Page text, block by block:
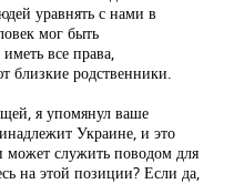
уравнять с нами в
мог быть
все права,
близкие родственники.
я упомянул ваше
Украине, и это
может служить поводом для
на этой позиции? Если да,